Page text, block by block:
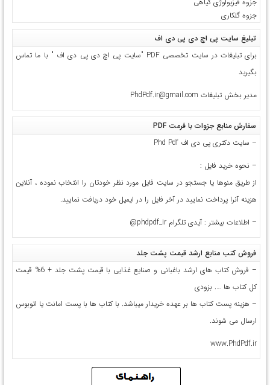
جزوه گلکاری
تبلیغ سایت پی اچ دی پی دی اف
برای تبلیغات در سایت تخصصی PDF "سایت پی اچ دی پی دی اف " با ما تماس
بگیرید
مدیر بخش تبلیغات PhdPdf.ir@gmail.com
سفارش منابع جزوات با فرمت PDF
– سایت دکتری پی دی اف Phd Pdf
– نحوه خرید فایل :
از طریق منوها یا جستجو در سایت فایل مورد نظر خودتان را انتخاب نموده ، آنلاین
هزینه آنرا پرداخت نمایید در آخر فایل را در ایمیل خود دریافت نمایید.
– اطلاعات بیشتر : آیدی تلگرام phdpdf_ir@
فروش کتب منابع ارشد قیمت پشت جلد
– فروش کتاب های ارشد باغبانی و صنایع غذایی با قیمت پشت جلد + 6% قیمت
کل کتاب ها …. بزودی
– هزینه پست کتاب ها بر عهده خریدار میباشد. با کتاب ها با پست امانت یا اتوبوس
ارسال می شوند.
www.PhdPdf.ir